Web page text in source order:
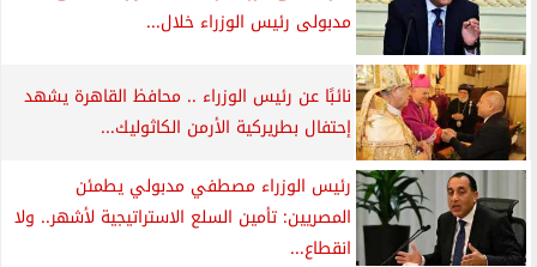
مدبولى رئيس الوزراء خلال...
نائبًا عن رئيس الوزراء .. محافظ القاهرة يشهد
إحتفال بطريركية الأرمن الكاثوليك...
رئيس الوزراء مصطفي مدبولي يطمئن
المصريين: تأمين السلع الاستراتيجية لأشهر.. ولا
انقطاع...